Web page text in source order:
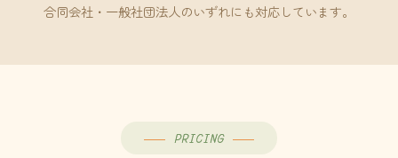
合同会社・一般社団法人のいずれにも対応しています。
PRICING